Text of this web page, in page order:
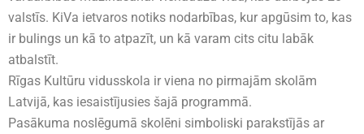
valstīs. KiVa ietvaros notiks nodarbības, kur apgūsim to, kas
ir bulings un kā to atpazīt, un kā varam cits citu labāk
atbalstīt.
Rīgas Kultūru vidusskola ir viena no pirmajām skolām
Latvijā, kas iesaistījusies šajā programmā.
Pasākuma noslēgumā skolēni simboliski parakstījās ar